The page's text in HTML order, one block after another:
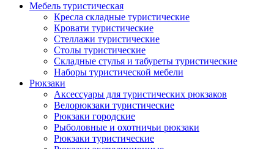
Мебель туристическая
Кресла складные туристические
Кровати туристические
Стеллажи туристические
Столы туристические
Складные стулья и табуреты туристические
Наборы туристической мебели
Рюкзаки
Аксессуары для туристических рюкзаков
Велорюкзаки туристические
Рюкзаки городские
Рыболовные и охотничьи рюкзаки
Рюкзаки туристические